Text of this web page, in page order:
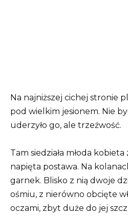
Na najniższej cichej stronie
pod wielkim jesionem. Nie
uderzyło go, ale trzeźwość.
Tam siedziała młoda kobieta
napięta postawa. Na
garnek. Blisko z nią dwoje
ośmiu, z nierówno obcięte
oczami, zbyt duże do jej